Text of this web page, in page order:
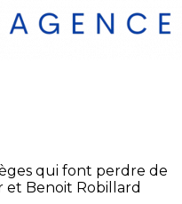
qui font perdre de
et Benoit Robillard